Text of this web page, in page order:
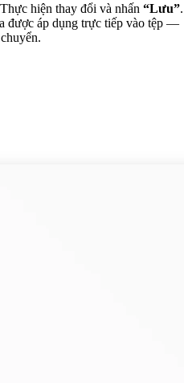
hiện thay đổi và nhấn “Lưu”.
được áp dụng trực tiếp vào tệp —